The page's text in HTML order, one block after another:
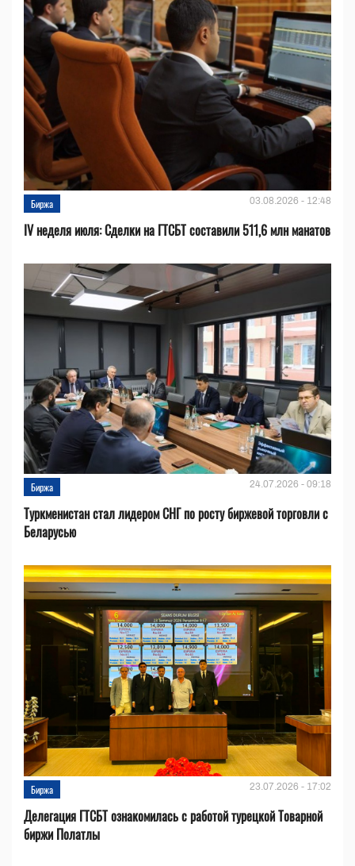
Биржа 03.08.2026 - 12:48
IV неделя июля: Сделки на ГТСБТ составили 511,6 млн манатов
Биржа 24.07.2026 - 09:18
Туркменистан стал лидером СНГ по росту биржевой торговли с
Беларусью
Биржа 23.07.2026 - 17:02
Делегация ГТСБТ ознакомилась с работой турецкой Товарной
биржи Полатлы